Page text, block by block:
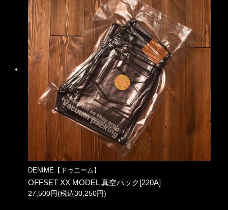
DENIME【ドゥニーム】
OFFSET XX MODEL 真空パック[220A]
27,500円(税込30,250円)